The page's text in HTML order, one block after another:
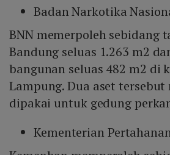
Badan Narkotika
BNN memerpoleh sebidang
Bandung seluas 1.263 m2
bangunan seluas 482 m2 di
Lampung. Dua aset
dipakai untuk gedung
Kementerian